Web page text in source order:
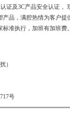
认证及3C产品安全认证
产品，满腔热情为客户
准执行，加班有加班费
）
号